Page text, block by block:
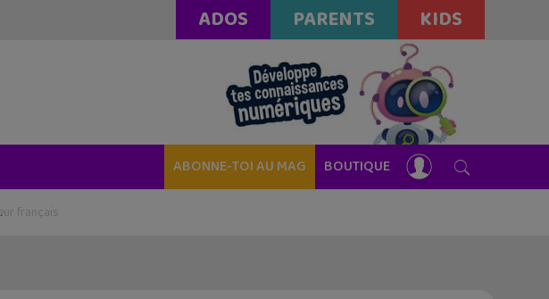
ADOS PARENTS KIDS
ABONNE-TOI AU MAG BOUTIQUE